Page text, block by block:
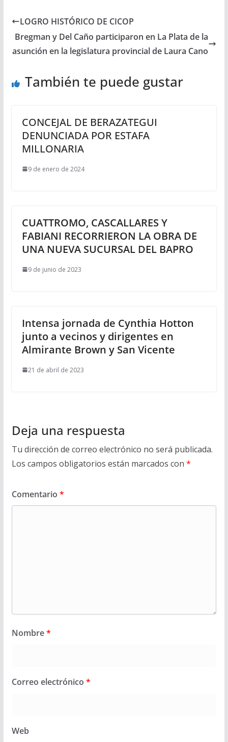
LOGRO HISTÓRICO DE CICOP
Bregman y Del Caño participaron en La Plata de la
asunción en la legislatura provincial de Laura Cano
También te puede gustar
CONCEJAL DE BERAZATEGUI
DENUNCIADA POR ESTAFA
MILLONARIA
9 de enero de 2024
CUATTROMO, CASCALLARES Y
FABIANI RECORRIERON LA OBRA DE
UNA NUEVA SUCURSAL DEL BAPRO
9 de junio de 2023
Intensa jornada de Cynthia Hotton
junto a vecinos y dirigentes en
Almirante Brown y San Vicente
21 de abril de 2023
Deja una respuesta
Tu dirección de correo electrónico no será publicada.
Los campos obligatorios están marcados con *
Comentario *
Nombre*
Correo electrónico *
Web